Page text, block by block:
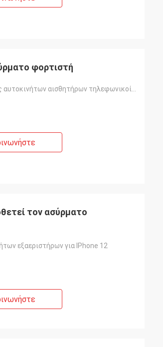
φορτιστή
τον ασύρματο
εξαεριστήρων για IPhone 12